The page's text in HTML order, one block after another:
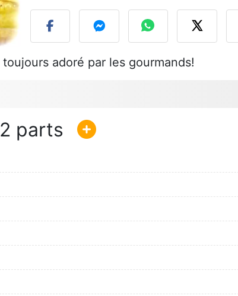
adoré par les gourmands!
2